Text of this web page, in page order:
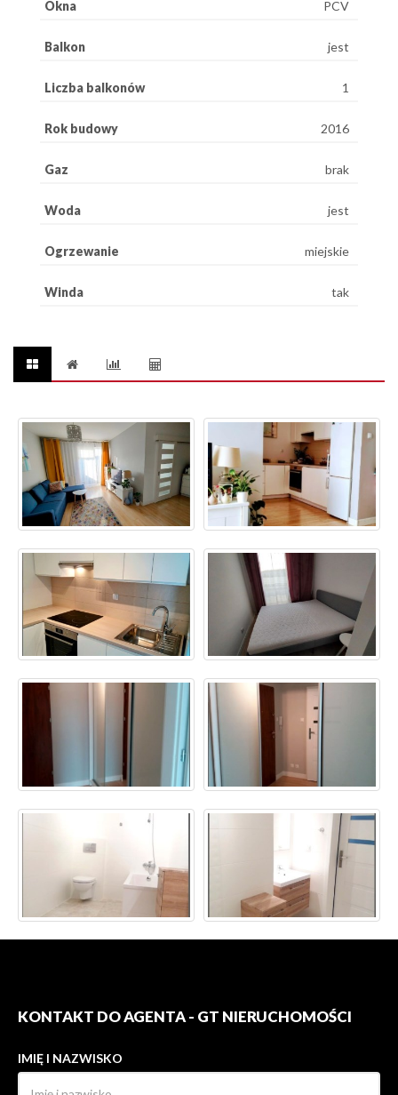
Okna PCV
Balkon jest
Liczba balkonów 1
Rok budowy 2016
Gaz brak
Woda jest
Ogrzewanie miejskie
Winda tak
KONTAKT DO AGENTA - GT NIERUCHOMOŚCI
IMIĘ I NAZWISKO